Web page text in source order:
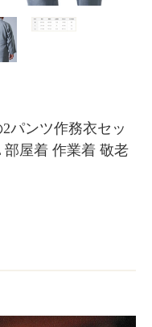
パンツ作務衣セッ
部屋着 作業着 敬老